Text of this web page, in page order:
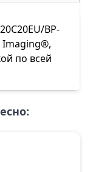
BP-
Imaging®,
по всей